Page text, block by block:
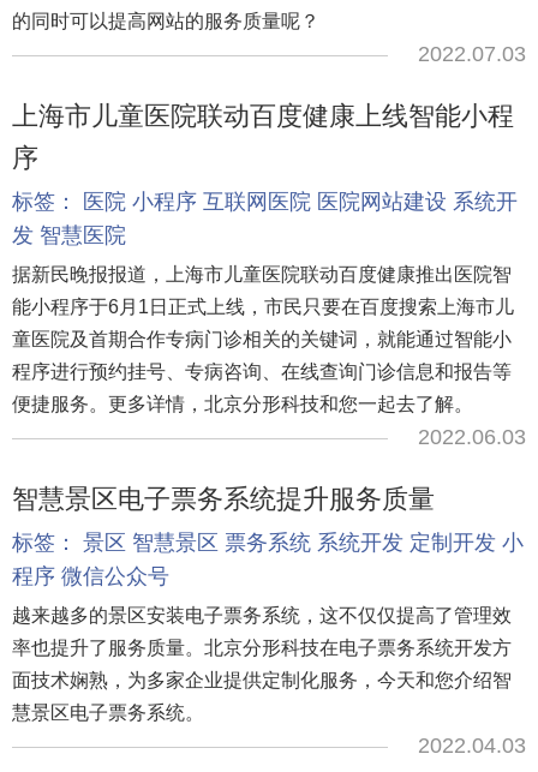
的同时可以提高网站的服务质量呢？
2022.07.03
上海市儿童医院联动百度健康上线智能小程
序
标签： 医院 小程序 互联网医院 医院网站建设 系统开
发 智慧医院
据新民晚报报道，上海市儿童医院联动百度健康推出医院智
能小程序于6月1日正式上线，市民只要在百度搜索上海市儿
童医院及首期合作专病门诊相关的关键词，就能通过智能小
程序进行预约挂号、专病咨询、在线查询门诊信息和报告等
便捷服务。更多详情，北京分形科技和您一起去了解。
2022.06.03
智慧景区电子票务系统提升服务质量
标签： 景区 智慧景区 票务系统 系统开发 定制开发 小
程序 微信公众号
越来越多的景区安装电子票务系统，这不仅仅提高了管理效
率也提升了服务质量。北京分形科技在电子票务系统开发方
面技术娴熟，为多家企业提供定制化服务，今天和您介绍智
慧景区电子票务系统。
2022.04.03